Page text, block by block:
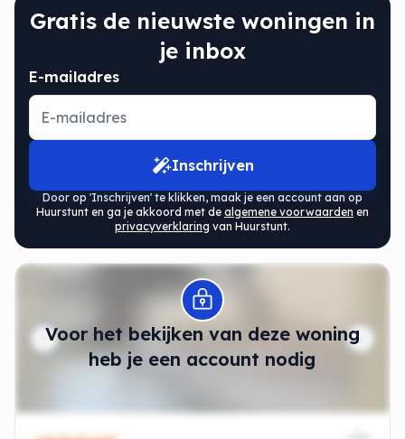
Gratis de nieuwste woningen in
je inbox
E-mailadres
Inschrijven
Door op 'Inschrijven' te klikken, maak je een account aan op
Huurstunt en ga je akkoord met de algemene voorwaarden en
privacyverklaring van Huurstunt.
Voor het bekijken van deze woning
heb je een account nodig
Modal openen